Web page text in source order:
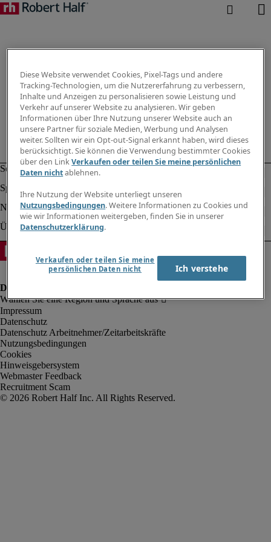
Impressum
Datenschutz
Datenschutz Arbeitnehmer/Zeitarbeitskräfte
Nutzungsbedingungen
Cookies
Hinweisgebersystem
Webmaster Feedback
Recruitment Scam
Diese Website verwendet Cookies, Pixel-Tags und andere
Tracking-Technologien, um die Nutzererfahrung zu verbessern,
Inhalte und Anzeigen zu personalisieren sowie Leistung und
Verkehr auf unserer Website zu analysieren. Wir geben
Informationen über Ihre Nutzung unserer Website auch an
unsere Partner für soziale Medien, Werbung und Analysen
weiter. Sollten wir ein Opt-out-Signal erkannt haben, wird dieses
berücksichtigt. Sie können die Verwendung bestimmter Cookies
über den LinkVerkaufen oder teilen Sie meine persönlichen
Daten nichtablehnen.
Ihre Nutzung der Website unterliegt unseren
Nutzungsbedingungen. Weitere Informationen zu Cookies und
wie wir Informationen weitergeben, finden Sie in unserer
Datenschutzerklärung.
Verkaufen oder teilen Sie meine
persönlichen Daten nicht
Ich verstehe